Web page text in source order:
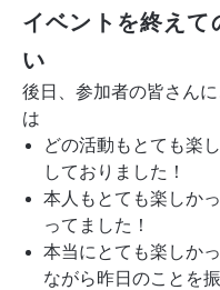
イベントを終えて
い
後日、参加者の皆さん
は
どの活動もとても楽
しておりました！
本人もとても楽しか
ってました！
本当にとても楽しか
ながら昨日のことを